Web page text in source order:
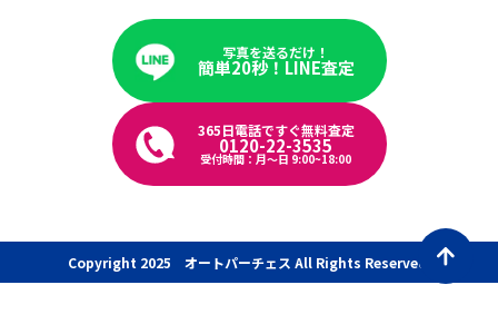
写真を送るだけ！
簡単20秒！LINE査定
365日電話ですぐ無料査定
0120-22-3535
受付時間：月〜日 9:00~18:00
Copyright 2025 オートパーチェス All Rights Reserved.